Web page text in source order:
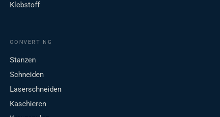
Klebstoff
CONVERTING
Stanzen
Schneiden
Laserschneiden
Kaschieren